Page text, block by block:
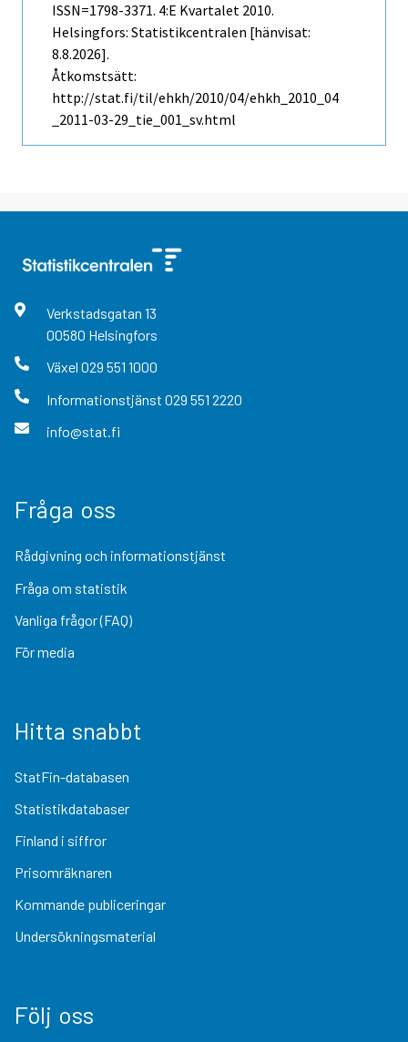
ISSN=1798-3371. 4:e Kvartalet 2010.
Helsingfors: Statistikcentralen [hänvisat:
8.8.2026].
Åtkomstsätt:
http://stat.fi/til/ehkh/2010/04/ehkh_2010_04
_2011-03-29_tie_001_sv.html
Verkstadsgatan 13
00580 Helsingfors
Växel 029 551 1000
Informationstjänst 029 551 2220
info@stat.fi
Fråga oss
Rådgivning och informationstjänst
Fråga om statistik
Vanliga frågor (FAQ)
För media
Hitta snabbt
StatFin-databasen
Statistikdatabaser
Finland i siffror
Prisomräknaren
Kommande publiceringar
Undersökningsmaterial
Följ oss